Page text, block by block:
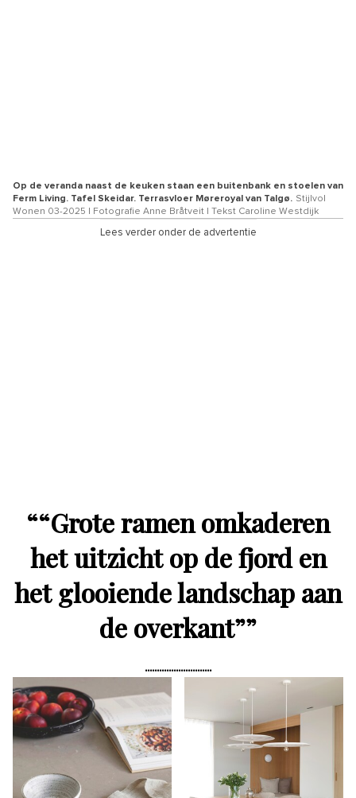
Op de veranda naast de keuken staan een buitenbank en stoelen van
Ferm Living. Tafel Skeidar. Terrasvloer Møreroyal van Talgø. Stijlvol
Wonen 03-2025 | Fotografie Anne Bråtveit | Tekst Caroline Westdijk
Lees verder onder de advertentie
““Grote ramen omkaderen
het uitzicht op de fjord en
het glooiende landschap aan
de overkant””